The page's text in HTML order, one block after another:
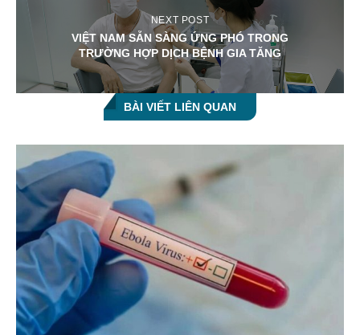
NEXT POST
VIỆT NAM SẴN SÀNG ỨNG PHÓ TRONG
TRƯỜNG HỢP DỊCH BỆNH GIA TĂNG
BÀI VIẾT LIÊN QUAN